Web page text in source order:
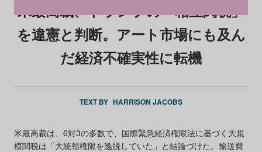
米最高裁、トランプの「相互関税」
を違憲と判断。アート市場にも及ん
だ経済不確実性に転機
TEXT BY HARRISON JACOBS
米最高裁は、6対3の多数で、国際緊急経済権限法に基づく大規
模関税は「大統領権限を逸脱していた」と結論づけた。輸送費